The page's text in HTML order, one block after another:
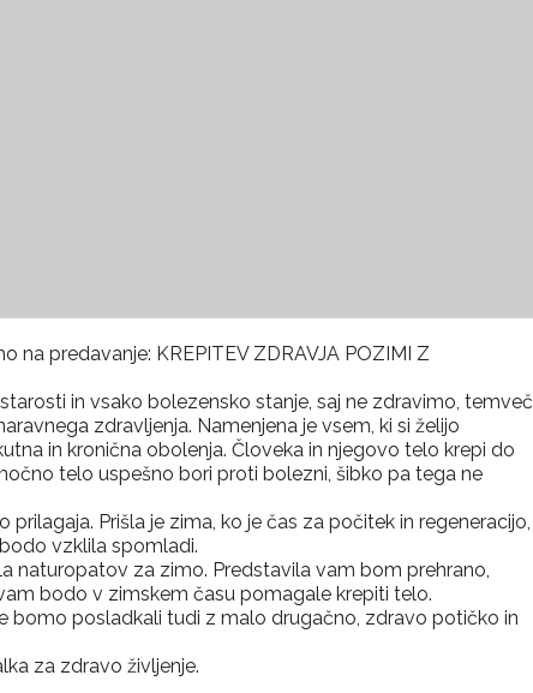
na predavanje: KREPITEV ZDRAVJA POZIMI Z
in vsako bolezensko stanje, saj ne zdravimo, temveč
zdravljenja. Namenjena je vsem, ki si želijo
in kronična obolenja. Človeka in njegovo telo krepi do
telo uspešno bori proti bolezni, šibko pa tega ne
Prišla je zima, ko je čas za počitek in regeneracijo,
bodo vzklila spomladi.
naturopatov za zimo. Predstavila vam bom prehrano,
bodo v zimskem času pomagale krepiti telo.
bomo posladkali tudi z malo drugačno, zdravo potičko in
za zdravo življenje.